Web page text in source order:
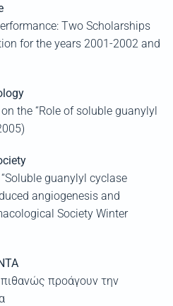
Two Scholarships
for the years 2001-2002 and
the “Role of soluble guanylyl
guanylyl cyclase
angiogenesis and
Society Winter
προάγουν την